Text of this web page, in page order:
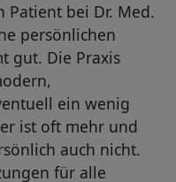
Patient bei Dr. Med.
persönlichen
gut. Die Praxis
ein wenig
ist oft mehr und
auch nicht.
für alle